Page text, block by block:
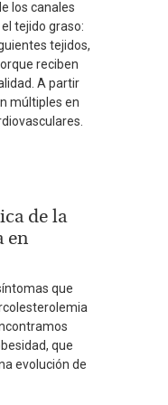
los canales
tejido graso:
tejidos,
reciben
A partir
múltiples en
de la
en
que
que
evolución de